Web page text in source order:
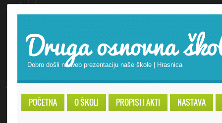
Druga osnovna
Dobro došli na web prezentaciju naše škole | Hrasnica
POČETNA O ŠKOLI PROPISI I AKTI NASTAVA